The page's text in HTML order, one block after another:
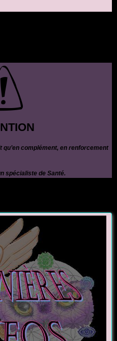
complément, en renforcement
spécialiste de Santé.